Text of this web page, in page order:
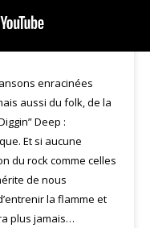
enracinées
aussi du folk, de la
Deep :
Et si aucune
du rock comme celles
de nous
la flamme et
plus jamais…